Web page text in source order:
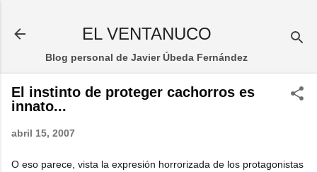
EL VENTANUCO
Blog personal de Javier Úbeda Fernández
El instinto de proteger cachorros es
innato...
abril 15, 2007
O eso parece, vista la expresión horrorizada de los protagonistas